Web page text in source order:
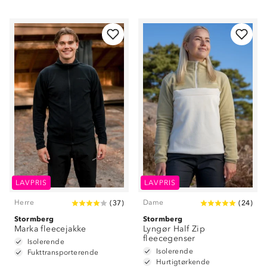
LAVPRIS
Herre (37)
Stormberg
Marka fleecejakke
Isolerende
Fukttransporterende
LAVPRIS
Dame (24)
Stormberg
Lyngør Half Zip
fleecegenser
Isolerende
Hurtigtørkende